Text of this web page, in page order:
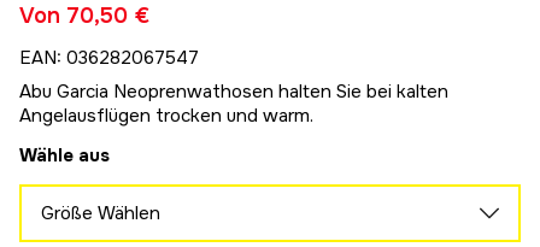
Von 70,50 €
EAN: 036282067547
Abu Garcia Neoprenwathosen halten Sie bei kalten
Angelausflügen trocken und warm.
Wähle aus
Größe Wählen